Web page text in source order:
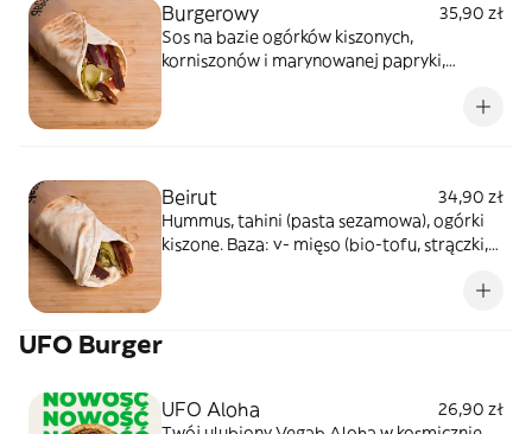
Burgerowy
35,90 zł
Sos na bazie ogórków kiszonych,
korniszonów i marynowanej papryki,
Beirut
34,90 zł
Hummus, tahini (pasta sezamowa), ogórki
kiszone. Baza: v- mięso (bio-tofu, strączki,
UFO Burger
UFO Aloha
26,90 zł